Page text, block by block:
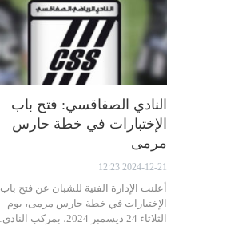
النادي الصفاقسي: فتح باب
الإختبارات في خطة حارس
مرمى
2024-12-21 12:23
أعلنت الإدارة الفنية للشبان عن فتح باب
الإختبارات في خطة حارس مرمى، يوم
الثلاثاء 24 ديسمبر 2024، بمركب النادي…